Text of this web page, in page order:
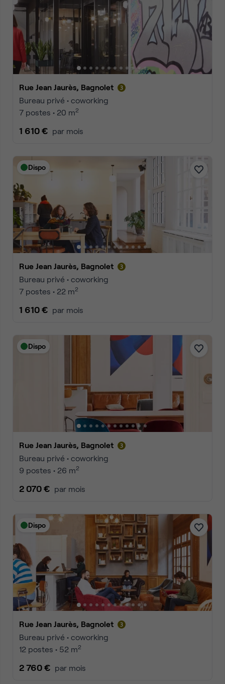
Rue Jean Jaurès, Bagnolet
Bureau privé • coworking
7 postes • 20 m2
1 610 € par mois
Dispo
Rue Jean Jaurès, Bagnolet
Bureau privé • coworking
7 postes • 22 m2
1 610 € par mois
Dispo
Rue Jean Jaurès, Bagnolet
Bureau privé • coworking
9 postes • 26 m2
2 070 € par mois
Dispo
Rue Jean Jaurès, Bagnolet
Bureau privé • coworking
12 postes • 52 m2
2 760 € par mois